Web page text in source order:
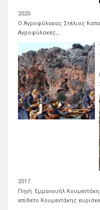
2020
Ο Αγροφύλακας Στέλιος
Αγροφύλακες,…
2017
Πηγή Εμμανουήλ
επίθετο Κουμεντάκης